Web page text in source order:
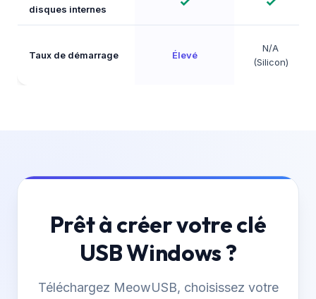
disques internes
Taux de démarrage Élevé
N/A
(Silicon)
Prêt à créer votre clé
USB Windows ?
Téléchargez MeowUSB, choisissez votre